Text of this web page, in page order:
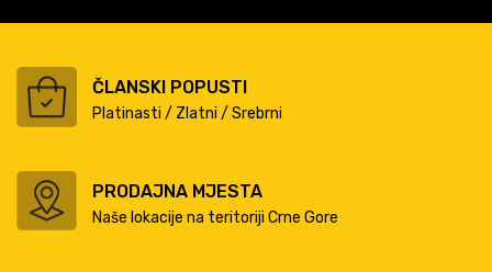
ČLANSKI POPUSTI
Platinasti / Zlatni / Srebrni
PRODAJNA MJESTA
Naše lokacije na teritoriji Crne Gore